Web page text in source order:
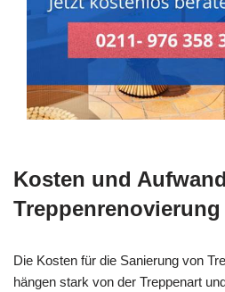
Kosten und
Treppenrenovierung
Die Kosten für die Sanierung von
hängen stark von der Treppenart